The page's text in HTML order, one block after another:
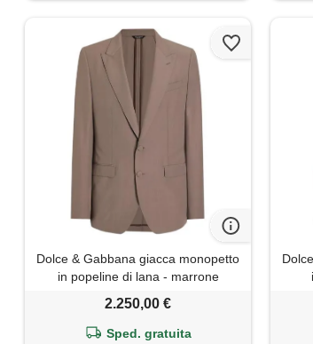
Dolce & Gabbana giacca monopetto
in popeline di lana - marrone
2.250,00 €
Sped. gratuita